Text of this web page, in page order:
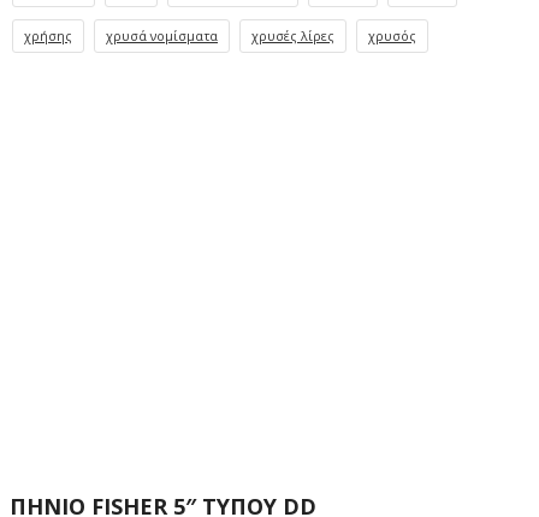
χρήσης χρυσά νομίσματα χρυσές λίρες χρυσός
ΠΗΝΙΟ FISHER 5″ ΤΥΠΟΥ DD